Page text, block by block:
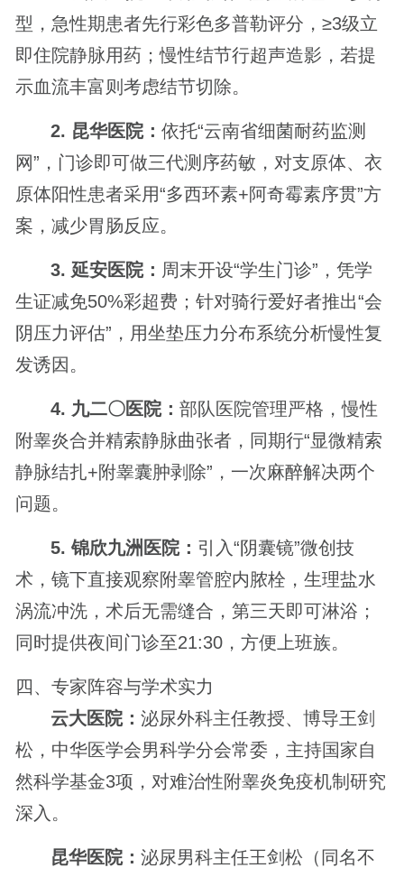
型，急性期患者先行彩色多普勒评分，≥3级立
即住院静脉用药；慢性结节行超声造影，若提
示血流丰富则考虑结节切除。
2. 昆华医院： 依托“云南省细菌耐药监测
网”，门诊即可做三代测序药敏，对支原体、衣
原体阳性患者采用“多西环素+阿奇霉素序贯”方
案，减少胃肠反应。
3. 延安医院： 周末开设“学生门诊”，凭学
生证减免50%彩超费；针对骑行爱好者推出“会
阴压力评估”，用坐垫压力分布系统分析慢性复
发诱因。
4. 九二〇医院： 部队医院管理严格，慢性
附睾炎合并精索静脉曲张者，同期行“显微精索
静脉结扎+附睾囊肿剥除”，一次麻醉解决两个
问题。
5. 锦欣九洲医院： 引入“阴囊镜”微创技
术，镜下直接观察附睾管腔内脓栓，生理盐水
涡流冲洗，术后无需缝合，第三天即可淋浴；
同时提供夜间门诊至21:30，方便上班族。
四、专家阵容与学术实力
云大医院： 泌尿外科主任教授、博导王剑
松，中华医学会男科学分会常委，主持国家自
然科学基金3项，对难治性附睾炎免疫机制研究
深入。
昆华医院： 泌尿男科主任王剑松（同名不